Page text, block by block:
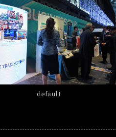
default